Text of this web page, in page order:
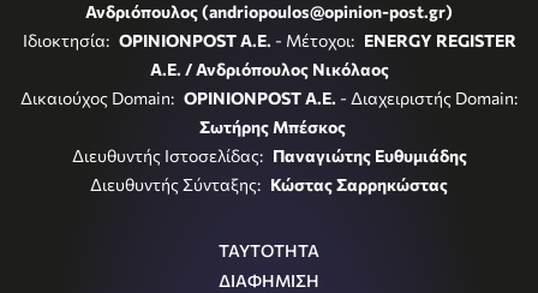
Ανδριόπουλος (andriopoulos@opinion-post.gr)
Ιδιοκτησία: OPINIONPOST A.E. - Μέτοχοι: ENERGY REGISTER
Α.Ε. / Ανδριόπουλος Νικόλαος
Δικαιούχος Domain: OPINIONPOST A.E. - Διαχειριστής Domain:
Σωτήρης Μπέσκος
Διευθυντής Ιστοσελίδας: Παναγιώτης Ευθυμιάδης
Διευθυντής Σύνταξης: Κώστας Σαρρηκώστας
ΤΑΥΤΟΤΗΤΑ
ΔΙΑΦΗΜΙΣΗ